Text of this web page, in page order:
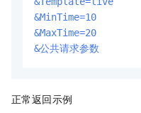
&MinTime=10
&MaxTime=20
&公共请求参数
正常返回示例